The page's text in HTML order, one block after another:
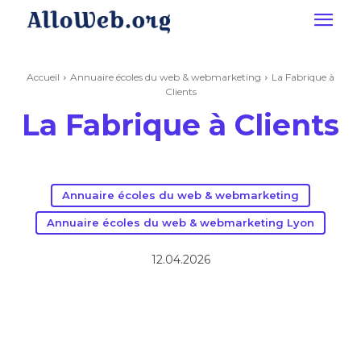
Accueil Annuaire écoles du web & webmarketing
La Fabrique à
Clients
La Fabrique à Clients
Annuaire écoles du web & webmarketing
Annuaire écoles du web & webmarketing Lyon
12.04.2026